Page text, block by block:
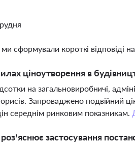
сформували короткі відповіді
ціноутворення в
на загальновиробничі,
Запроваджено подвійний
середнім ринковим показникам.
застосування